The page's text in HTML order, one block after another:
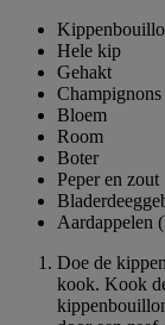
Hele kip
Gehakt
Champignons
Bloem
Room
Boter
Peper en zout
Aardappelen
Doe de
kook. Kook